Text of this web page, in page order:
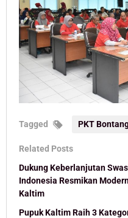
Tagged PKT
Related Posts
Dukung Keberlanjutan
Indonesia Resmikan
Kaltim
Pupuk Kaltim Raih 3